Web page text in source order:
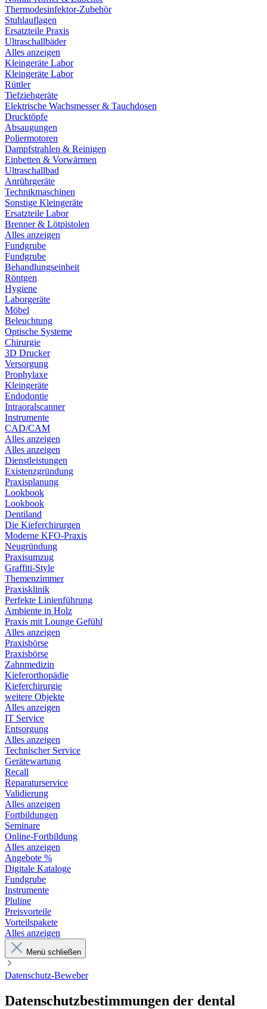
Thermodesinfektor-Zubehör
Stuhlauflagen
Ersatzteile Praxis
Ultraschallbäder
Alles anzeigen
Kleingeräte Labor
Kleingeräte Labor
Rüttler
Tiefziehgeräte
Elektrische Wachsmesser & Tauchdosen
Drucktöpfe
Absaugungen
Poliermotoren
Dampfstrahlen & Reinigen
Einbetten & Vorwärmen
Ultraschallbad
Anrührgeräte
Technikmaschinen
Sonstige Kleingeräte
Ersatzteile Labor
Brenner & Lötpistolen
Alles anzeigen
Fundgrube
Fundgrube
Behandlungseinheit
Röntgen
Hygiene
Laborgeräte
Möbel
Beleuchtung
Optische Systeme
Chirurgie
3D Drucker
Versorgung
Prophylaxe
Kleingeräte
Endodontie
Intraoralscanner
Instrumente
CAD/CAM
Alles anzeigen
Alles anzeigen
Dienstleistungen
Existenzgründung
Praxisplanung
Lookbook
Lookbook
Dentiland
Die Kieferchirurgen
Moderne KFO-Praxis
Neugründung
Praxisumzug
Graffiti-Style
Themenzimmer
Praxisklinik
Perfekte Linienführung
Ambiente in Holz
Praxis mit Lounge Gefühl
Alles anzeigen
Praxisbörse
Praxisbörse
Zahnmedizin
Kieferorthopädie
Kieferchirurgie
weitere Objekte
Alles anzeigen
IT Service
Entsorgung
Alles anzeigen
Technischer Service
Gerätewartung
Recall
Reparaturservice
Validierung
Alles anzeigen
Fortbildungen
Seminare
Online-Fortbildung
Alles anzeigen
Angebote %
Digitale Kataloge
Fundgrube
Instrumente
Pluline
Preisvorteile
Vorteilspakete
Alles anzeigen
Menü schließen
Datenschutz-Beweber
Datenschutzbestimmungen der dental